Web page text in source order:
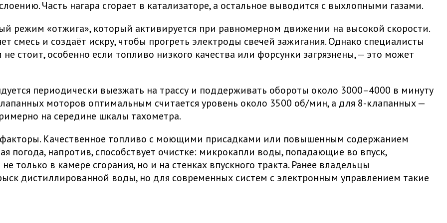
Часть нагара сгорает в катализаторе, а остальное выводится с выхлопными газами.
режим «отжига», который активируется при равномерном движении на высокой скорости.
смесь и создаёт искру, чтобы прогреть электроды свечей зажигания. Однако специалисты
стоит, особенно если топливо низкого качества или форсунки загрязнены, — это может
периодически выезжать на трассу и поддерживать обороты около 3000–4000 в минуту
моторов оптимальным считается уровень около 3500 об/мин, а для 8-клапанных —
на середине шкалы тахометра.
Качественное топливо с моющими присадками или повышенным содержанием
погода, напротив, способствует очистке: микрокапли воды, попадающие во впуск,
только в камере сгорания, но и на стенках впускного тракта. Ранее владельцы
дистиллированной воды, но для современных систем с электронным управлением такие